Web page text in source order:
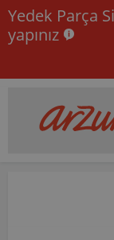
Yedek Parça
yapınız